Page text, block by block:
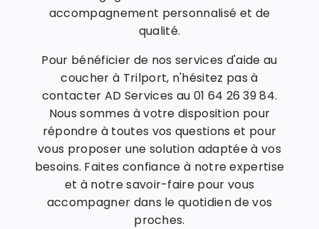
accompagnement personnalisé et de
qualité.
Pour bénéficier de nos services d'aide au
coucher à Trilport, n'hésitez pas à
contacter AD Services au 01 64 26 39 84.
Nous sommes à votre disposition pour
répondre à toutes vos questions et pour
vous proposer une solution adaptée à vos
besoins. Faites confiance à notre expertise
et à notre savoir-faire pour vous
accompagner dans le quotidien de vos
proches.